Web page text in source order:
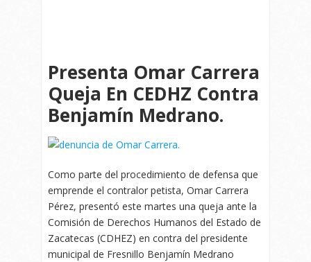
Presenta Omar Carrera
Queja En CEDHZ Contra
Benjamín Medrano.
Como parte del procedimiento de defensa que
emprende el contralor petista, Omar Carrera
Pérez, presentó este martes una queja ante la
Comisión de Derechos Humanos del Estado de
Zacatecas (CDHEZ) en contra del presidente
municipal de Fresnillo Benjamín Medrano